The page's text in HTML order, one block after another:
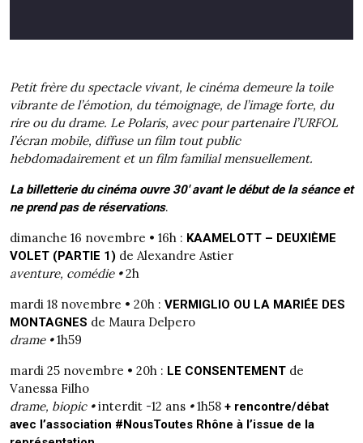
Petit frère du spectacle vivant, le cinéma demeure la toile
vibrante de l’émotion, du témoignage, de l’image forte, du
rire ou du drame. Le Polaris, avec pour partenaire l’URFOL
l’écran mobile, diffuse un film tout public
hebdomadairement et un film familial mensuellement.
La billetterie du cinéma ouvre 30′ avant le début de la séance et
ne prend pas de réservations.
dimanche 16 novembre • 16h : KAAMELOTT – DEUXIÈME
VOLET (PARTIE 1) de Alexandre Astier
aventure, comédie •2h
mardi 18 novembre • 20h : VERMIGLIO OU LA MARIÉE DES
MONTAGNES de Maura Delpero
drame •1h59
mardi 25 novembre • 20h : LE CONSENTEMENT de
Vanessa Filho
drame, biopic •interdit -12 ans •1h58 + rencontre/débat
avec l’association #NousToutes Rhône à l’issue de la